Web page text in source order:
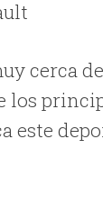
cerca
los
este